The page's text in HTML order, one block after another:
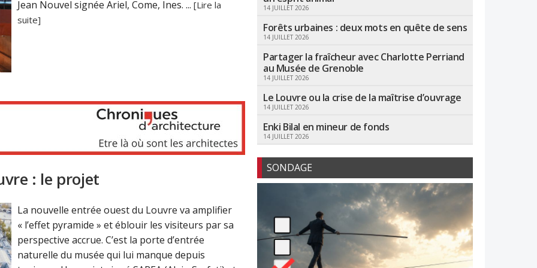
Jean Nouvel signée Ariel, Come, Ines. ... [Lire la
suite]
: le projet
La nouvelle entrée ouest du Louvre va amplifier
« l’effet pyramide » et éblouir les visiteurs par sa
perspective accrue. C’est la porte d’entrée
naturelle du musée qui lui manque depuis
14 JUILLET 2026
Forêts urbaines : deux mots en quête de sens
14 JUILLET 2026
Partager la fraîcheur avec Charlotte Perriand
au Musée de Grenoble
14 JUILLET 2026
Le Louvre ou la crise de la maîtrise d’ouvrage
14 JUILLET 2026
Enki Bilal en mineur de fonds
14 JUILLET 2026
SONDAGE